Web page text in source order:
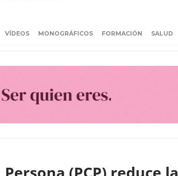
VÍDEOS MONOGRÁFICOS FORMACIÓN SALUD